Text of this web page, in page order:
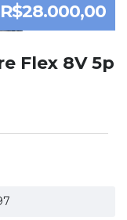
R$28.000,00
Flex 8V 5p